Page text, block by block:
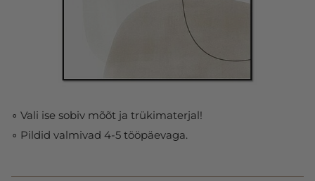
∘ Vali ise sobiv mõõt ja trükimaterjal!
∘ Pildid valmivad 4-5 tööpäevaga.